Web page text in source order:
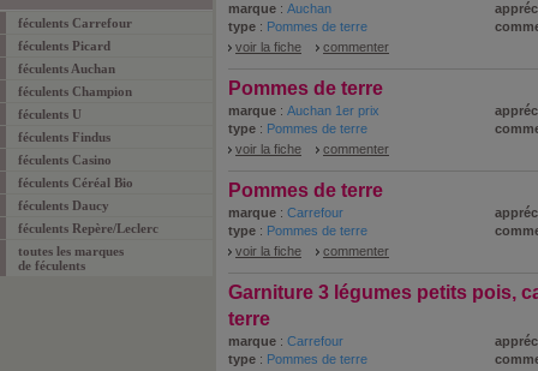
féculents Carrefour
féculents Picard
féculents Auchan
féculents Champion
féculents U
féculents Findus
féculents Casino
féculents Céréal Bio
féculents Daucy
féculents Repère/Leclerc
toutes les marques
de féculents
marque : Auchan
type : Pommes de terre
voir la fiche
commenter
Pommes de terre
marque : Auchan 1er prix
type : Pommes de terre
voir la fiche
commenter
Pommes de terre
marque : Carrefour
type : Pommes de terre
voir la fiche
commenter
Garniture 3 légumes petits pois,
terre
marque : Carrefour
type : Pommes de terre